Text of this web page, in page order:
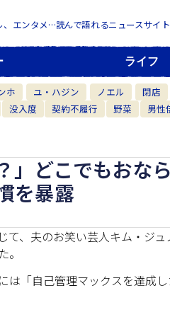
、エンタメ…読んで語れるニュースサイト
ライフ
ホ ユ・ハジン ノエル 閉店
没入度 契約不履行 野菜 男性
」どこでもおな
を暴露
、夫のお笑い芸人キム・ジ
は「自己管理マックスを達成